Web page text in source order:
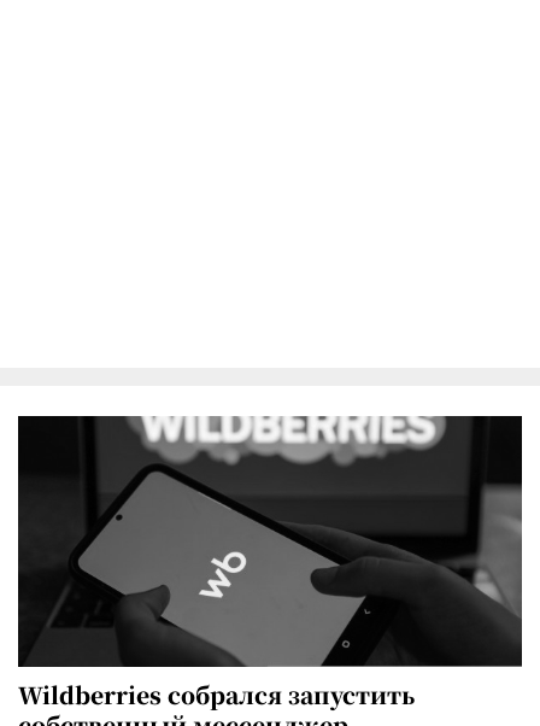
Wildberries собрался запустить